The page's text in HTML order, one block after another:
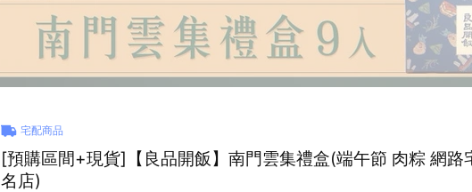
宅配商品
[預購區間+現貨]【良品開飯】南門雲集禮盒(端午節 肉粽 網路
名店)